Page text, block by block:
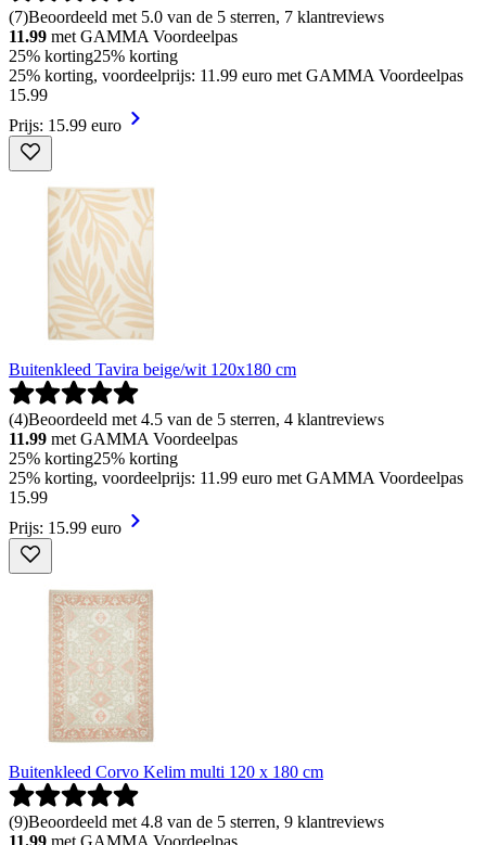
(7)Beoordeeld met 5.0 van de 5 sterren, 7 klantreviews
11.99 met GAMMA Voordeelpas
25% korting25% korting
25% korting, voordeelprijs: 11.99 euro met GAMMA Voordeelpas
15.99
Prijs: 15.99 euro
Buitenkleed Tavira beige/wit 120x180 cm
(4)Beoordeeld met 4.5 van de 5 sterren, 4 klantreviews
11.99 met GAMMA Voordeelpas
25% korting25% korting
25% korting, voordeelprijs: 11.99 euro met GAMMA Voordeelpas
15.99
Prijs: 15.99 euro
Buitenkleed Corvo Kelim multi 120 x 180 cm
(9)Beoordeeld met 4.8 van de 5 sterren, 9 klantreviews
11.99 met GAMMA Voordeelpas